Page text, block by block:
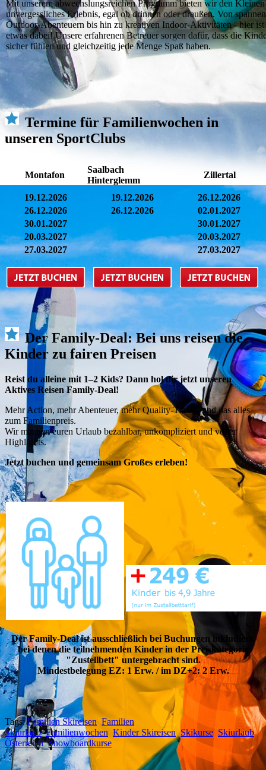
Mit unserem abwechslungsreichen Programm bieten wir den
unvergessliches Erlebnis, egal ob drinnen oder draußen. Von
Outdoor-Abenteuern bis hin zu kreativen Indoor-Aktivitäten - hier
etwas dabei! Unsere erfahrenen Betreuer sorgen dafür, dass die
sicher fühlen und gleichzeitig jede Menge Spaß haben.
Termine für Familienwochen in
unseren SportClubs
Montafon
Saalbach
Hinterglemm
Zillertal
19.12.2026 19.12.2026
26.12.2026
26.12.2026
26.12.2026
02.01.2027
30.01.2027
30.01.2027
20.03.2027
20.03.2027
27.03.2027
27.03.2027
Der Family-Deal: Bei uns reisen die
Kinder zu fairen Preisen
Reist du alleine mit 1–2 Kids? Dann hol dir jetzt unseren
Aktives Reisen Family-Deal!
Mehr Action, mehr Abenteuer, mehr Quality-Time – und das alles
zum Familienpreis.
Wir machen euren Urlaub bezahlbar, unkompliziert und voller
Highlights.
Jetzt buchen und gemeinsam Großes erleben!
Der Family-Deal ist ausschließlich bei Buchungen inkludiert,
bei denen die teilnehmenden Kinder in der Preiskategorie
"Zustellbett" untergebracht sind.
Mindestbelegung EZ: 1 Erw. / im DZ+2: 2 Erw.
Tags:Familien Skireisen Familien
Skiurlaub Familienwochen Kinder Skireisen Skikurse Skiurlaub
Österreich Snowboardkurse